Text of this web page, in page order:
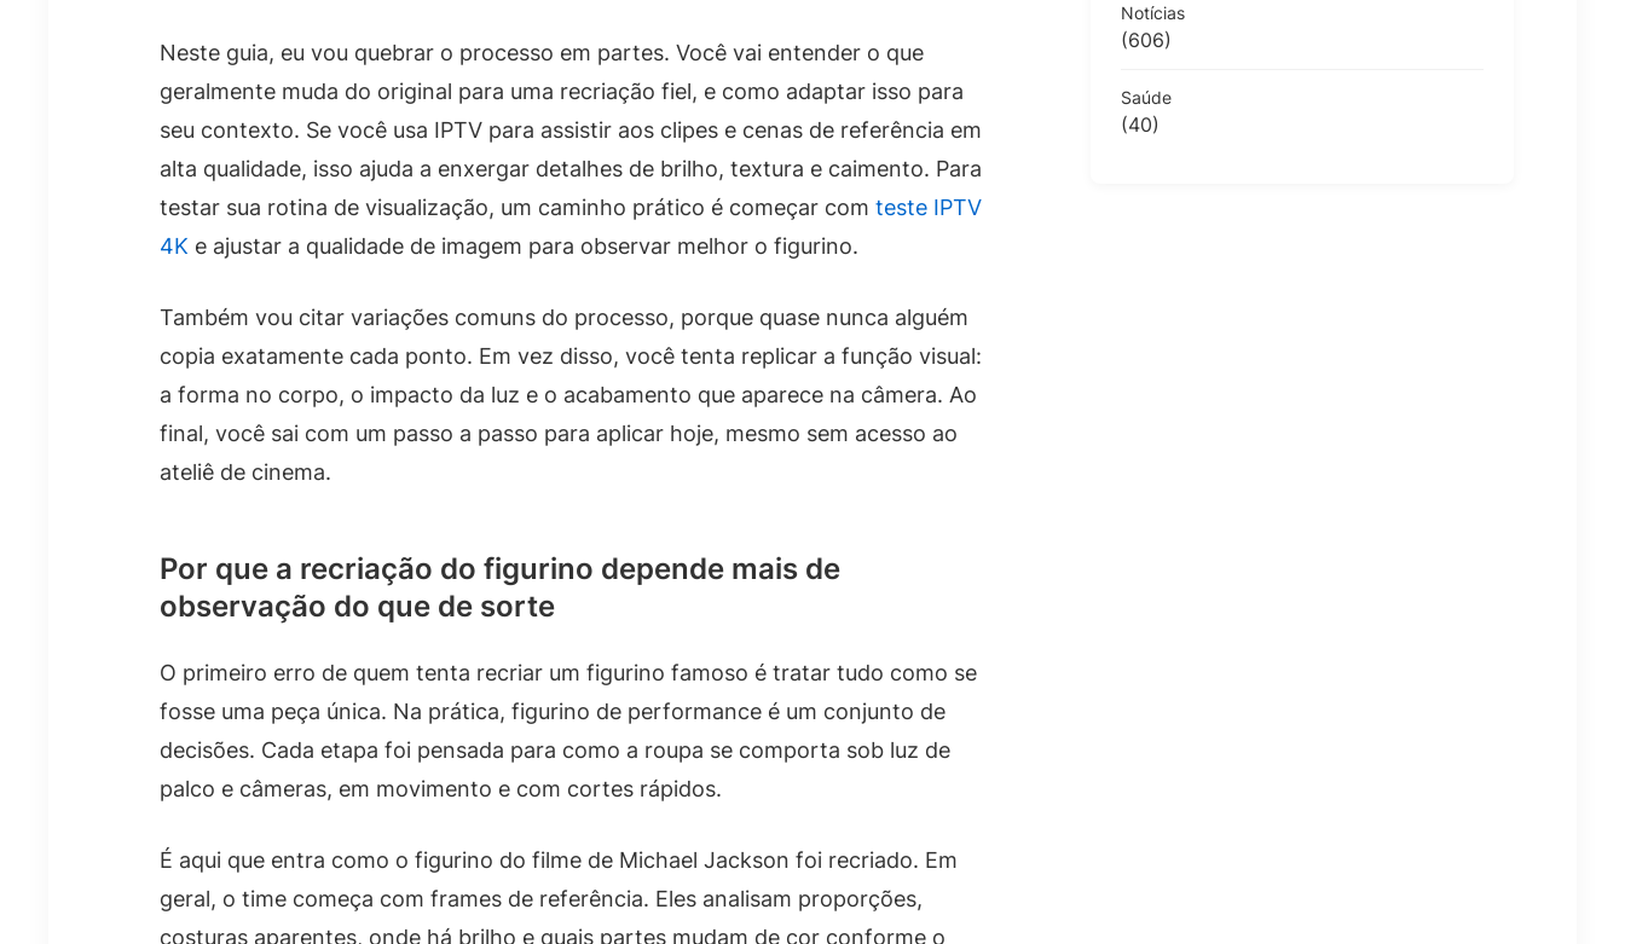
Neste guia, eu vou quebrar o processo em partes. Você vai entender o que
geralmente muda do original para uma recriação fiel, e como adaptar isso para
seu contexto. Se você usa IPTV para assistir aos clipes e cenas de referência em
alta qualidade, isso ajuda a enxergar detalhes de brilho, textura e caimento. Para
testar sua rotina de visualização, um caminho prático é começar com teste IPTV
4K e ajustar a qualidade de imagem para observar melhor o figurino.
Também vou citar variações comuns do processo, porque quase nunca alguém
copia exatamente cada ponto. Em vez disso, você tenta replicar a função visual:
a forma no corpo, o impacto da luz e o acabamento que aparece na câmera. Ao
final, você sai com um passo a passo para aplicar hoje, mesmo sem acesso ao
ateliê de cinema.
Por que a recriação do figurino depende mais de
observação do que de sorte
O primeiro erro de quem tenta recriar um figurino famoso é tratar tudo como se
fosse uma peça única. Na prática, figurino de performance é um conjunto de
decisões. Cada etapa foi pensada para como a roupa se comporta sob luz de
palco e câmeras, em movimento e com cortes rápidos.
É aqui que entra como o figurino do filme de Michael Jackson foi recriado. Em
geral, o time começa com frames de referência. Eles analisam proporções,
costuras aparentes, onde há brilho e quais partes mudam de cor conforme o
Notícias
(606)
Saúde
(40)